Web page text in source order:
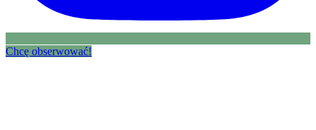
Chcę obserwować!